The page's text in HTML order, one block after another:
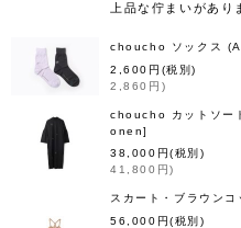
上品な佇まいがあ
choucho ソックス
2,600 円 (税別)
2,860 円 )
choucho カットソー
onen]
38,000 円(税別)
41,800 円)
スカート・ブラウン
56,000 円(税別)